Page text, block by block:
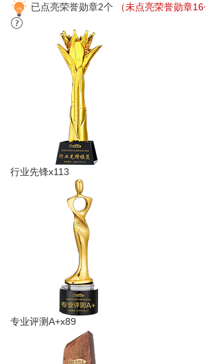
已点亮荣誉勋章2个 （未点亮荣誉勋章16
行业先锋x113
专业评测A+x89